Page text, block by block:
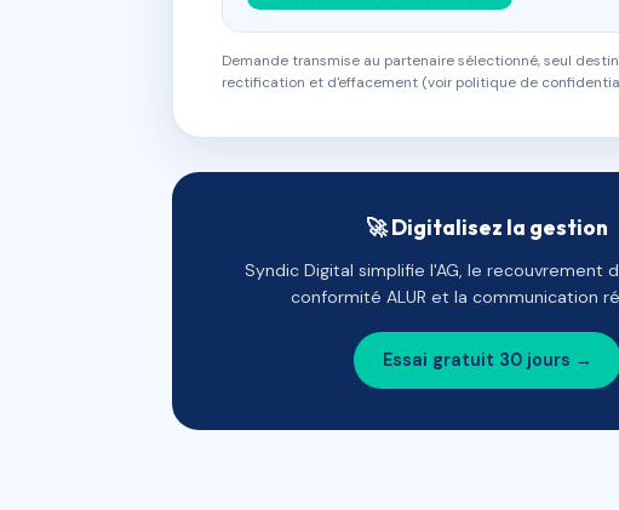
Demande transmise au partenaire sélectionné, seul
rectification et d'effacement (voir politique de
🚀 Digitalisez la gestion
Syndic Digital simplifie l'AG, le recouvrement
conformité ALUR et la communication
Essai gratuit 30 jours →